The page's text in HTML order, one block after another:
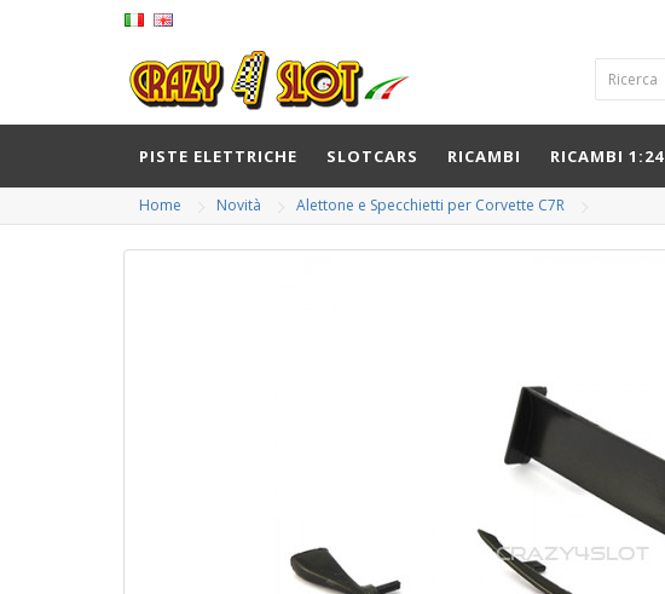
PISTE ELETTRICHE SLOTCARS RICAMBI RICAMBI 1:24
Home Novità Alettone e Specchietti per Corvette C7R